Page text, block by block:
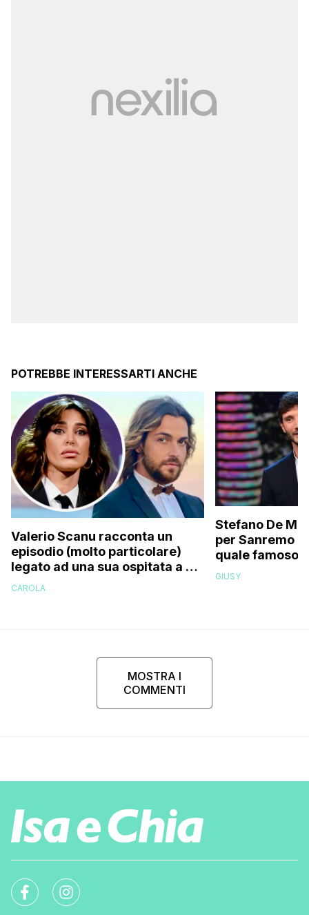
POTREBBE INTERESSARTI ANCHE
Valerio Scanu racconta un
episodio (molto particolare)
legato ad una sua ospitata a Le
Iene mai andata in onda: “Belen
CAROLA
Stefano De
per Sanremo
quale famoso
relativo
GIUSY
MOSTRA I
COMMENTI